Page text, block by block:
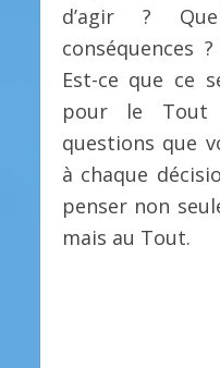
d’agir ?
conséquences
Est-ce que ce
pour le
questions que
à chaque
penser non
mais au Tout.